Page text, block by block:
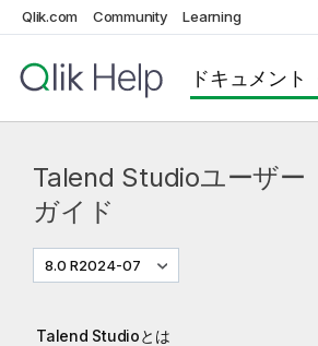
Qlik.com Community Learning
ドキュメント
Talend Studioユーザー
ガイド
8.0 R2024-07
Talend Studioとは